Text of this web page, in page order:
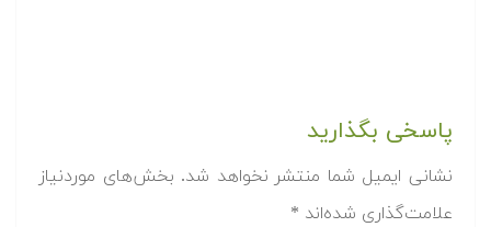
پاسخی بگذارید
نشانی ایمیل شما منتشر نخواهد شد. بخش‌های موردنیاز
علامت‌گذاری شده‌اند *